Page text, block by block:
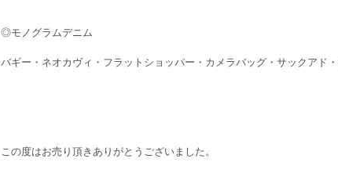
◎モノグラムデニム
バギー・ネオカヴィ・フラットショッパー・カメラバッグ・サックアド
この度はお売り頂きありがとうございました。